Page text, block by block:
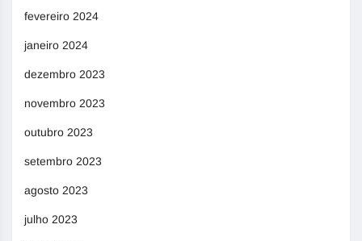
fevereiro 2024
janeiro 2024
dezembro 2023
novembro 2023
outubro 2023
setembro 2023
agosto 2023
julho 2023